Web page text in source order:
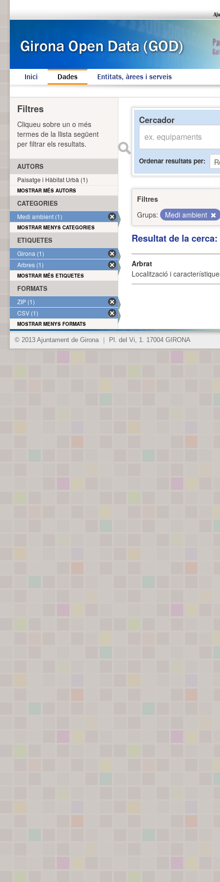
Inici Dades Entitats, àrees i serveis
Cercador
Ordenar resultats per
Filtres
Grups:
Medi ambient
Resultat de la
Arbrat
Localització i
Filtres
Cliqueu sobre un o més
termes de la llista següent
per filtrar els resultats.
AUTORS
Paisatge i Hàbitat Urbà (1)
MOSTRAR MÉS AUTORS
CATEGORIES
Medi ambient (1)
MOSTRAR MENYS CATEGORIES
ETIQUETES
Girona (1)
Arbres (1)
MOSTRAR MÉS ETIQUETES
FORMATS
ZIP (1)
CSV (1)
MOSTRAR MENYS FORMATS
© 2013 Ajuntament de Girona Pl. del Vi, 1. 17004 GIRONA